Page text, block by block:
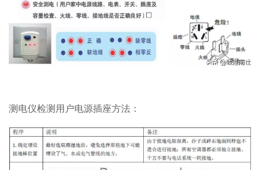
测电仪检测用户电源插座方法：